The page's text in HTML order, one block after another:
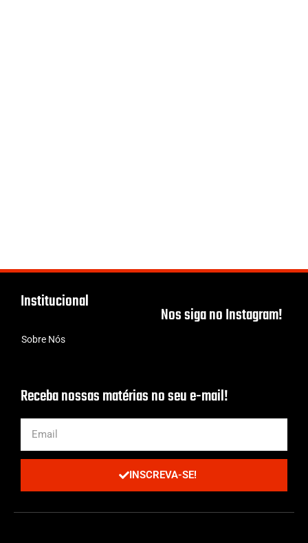
Institucional
Sobre Nós
Nos siga no Instagram!
Receba nossas matérias no seu e-mail!
INSCREVA-SE!